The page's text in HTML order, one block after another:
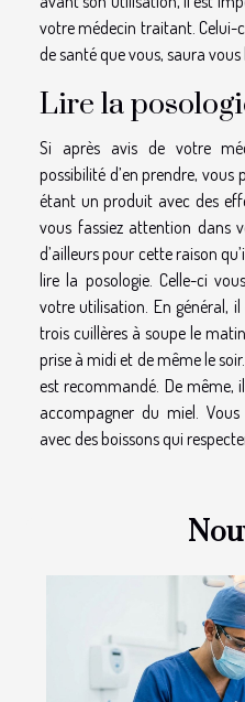
votre médecin traitant. Celui-
de santé que vous, saura
Lire la
Si après avis de votre
possibilité d’en prendre, vous
étant un produit avec des
vous fassiez attention dans
d’ailleurs pour cette raison
lire la posologie. Celle-ci
votre utilisation. En général,
trois cuillères à soupe le
prise à midi et de même le
est recommandé. De même,
accompagner du miel.
avec des boissons qui